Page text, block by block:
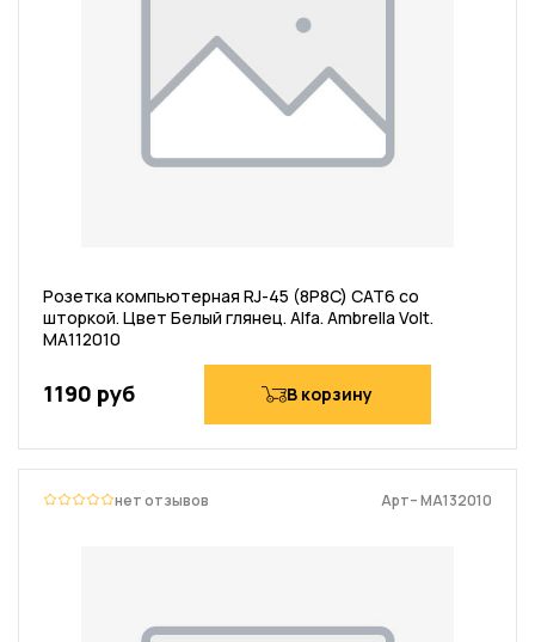
Розетка компьютерная RJ-45 (8P8C) CAT6 со
шторкой. Цвет Белый глянец. Alfa. Ambrella Volt.
MA112010
1190 руб В корзину
нет отзывов Арт– MA132010